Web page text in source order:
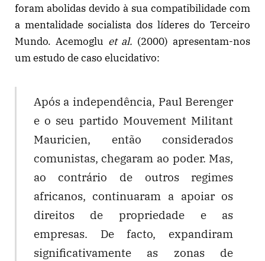
foram abolidas devido à sua compatibilidade com
a mentalidade socialista dos líderes do Terceiro
Mundo. Acemoglu et al. (2000) apresentam-nos
um estudo de caso elucidativo:
Após a independência, Paul Berenger
e o seu partido Mouvement Militant
Mauricien, então considerados
comunistas, chegaram ao poder. Mas,
ao contrário de outros regimes
africanos, continuaram a apoiar os
direitos de propriedade e as
empresas. De facto, expandiram
significativamente as zonas de